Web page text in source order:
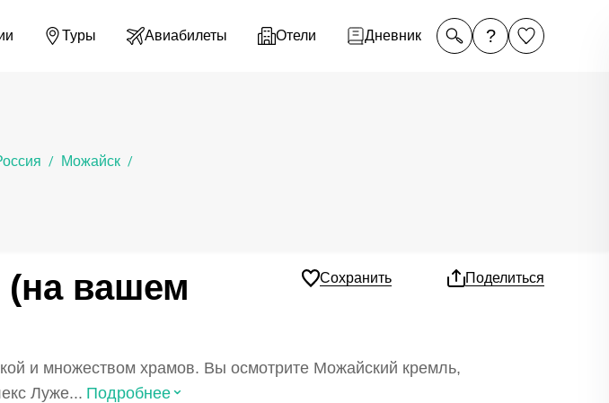
Туры Авиабилеты Отели Дневник ?
/ Можайск /
(на вашем
Сохранить Поделиться
и множеством храмов. Вы осмотрите Можайский кремль,
Луже... Подробнее⌃